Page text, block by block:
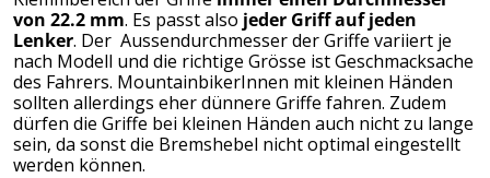
von 22.2 mm. Es passt also jeder Griff auf jeden
Lenker. Der Aussendurchmesser der Griffe variiert je
nach Modell und die richtige Grösse ist Geschmacksache
des Fahrers. MountainbikerInnen mit kleinen Händen
sollten allerdings eher dünnere Griffe fahren. Zudem
dürfen die Griffe bei kleinen Händen auch nicht zu lange
sein, da sonst die Bremshebel nicht optimal eingestellt
werden können.